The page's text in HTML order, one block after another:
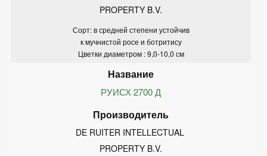
PROPERTY B.V.
Сорт: в средней степени устойчив
к мучнистой росе и ботритису
Цветки диаметром : 9,0-10,0 см
РУИСХ 2700 Д
DE RUITER INTELLECTUAL
PROPERTY B.V.